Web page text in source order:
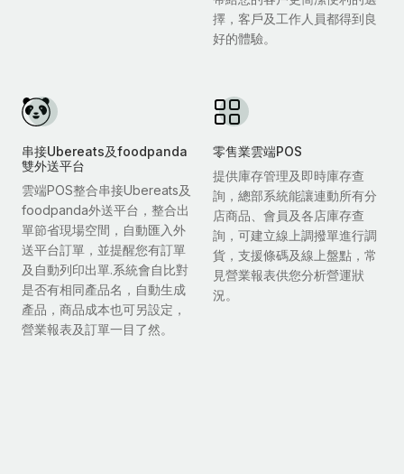
擇，客戶及工作人員都得到良
好的體驗。
串接Ubereats及foodpanda
雙外送平台
雲端POS整合串接Ubereats及
foodpanda外送平台，整合出
單節省現場空間，自動匯入外
送平台訂單，並提醒您有訂單
及自動列印出單.系統會自比對
是否有相同產品名，自動生成
產品，商品成本也可另設定，
營業報表及訂單一目了然。
零售業雲端POS
提供庫存管理及即時庫存查
詢，總部系統能讓連動所有分
店商品、會員及各店庫存查
詢，可建立線上調撥單進行調
貨，支援條碼及線上盤點，常
見營業報表供您分析營運狀
況。